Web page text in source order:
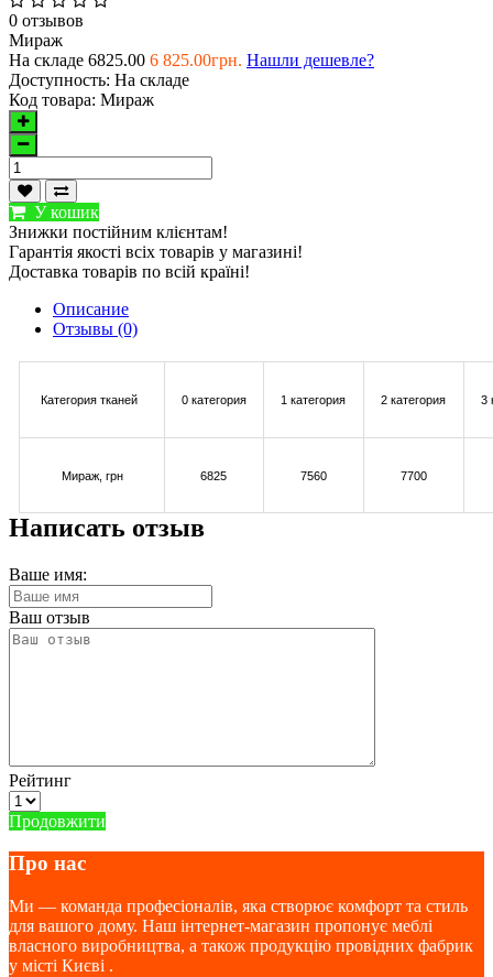
0 отзывов
Мираж
На складе 6825.00 6 825.00грн. Нашли дешевле?
Доступность: На складе
Код товара: Мираж
У кошик
Знижки постійним клієнтам!
Гарантія якості всіх товарів у магазині!
Доставка товарів по всій країні!
Описание
Отзывы (0)
Категория тканей 0 категория 1 категория 2 категория 3
Мираж, грн 6825 7560 7700
Написать отзыв
Ваше имя:
Ваш отзыв
Рейтинг
Продовжити
Про нас
Ми — команда професіоналів, яка створює комфорт та стиль
для вашого дому. Наш інтернет-магазин пропонує меблі
власного виробництва, а також продукцію провідних фабрик
у місті Києві .